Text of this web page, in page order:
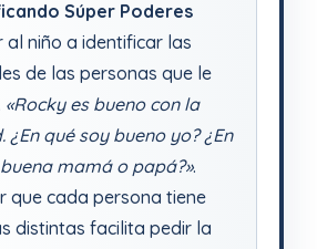
Súper Poderes
al niño a identificar las
de las personas que le
«Rocky es bueno con la
¿En qué soy bueno yo? ¿En
mamá o papá?».
que cada persona tiene
distintas facilita pedir la